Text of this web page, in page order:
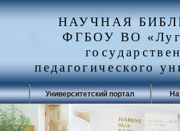
НАУЧНАЯ
ФГБОУ ВО
педагогического
Университетский портал